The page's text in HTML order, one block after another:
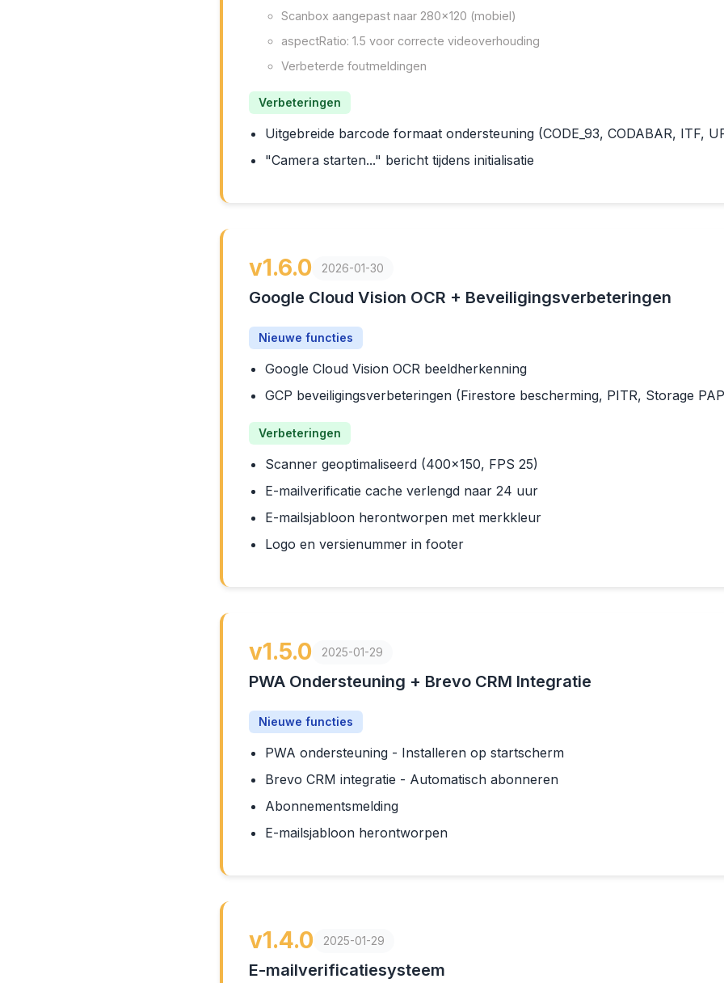
Scanbox aangepast naar 280x120 (mobiel)
aspectRatio: 1.5 voor correcte videoverhouding
Verbeterde foutmeldingen
Verbeteringen
Uitgebreide barcode formaat ondersteuning (CODE_93, CODABAR, ITF,
"Camera starten..." bericht tijdens initialisatie
v1.6.0 2026-01-30
Google Cloud Vision OCR + Beveiligingsverbeteringen
Nieuwe functies
Google Cloud Vision OCR beeldherkenning
GCP beveiligingsverbeteringen (Firestore bescherming, PITR, Storage
Verbeteringen
Scanner geoptimaliseerd (400x150, FPS 25)
E-mailverificatie cache verlengd naar 24 uur
E-mailsjabloon herontworpen met merkkleur
Logo en versienummer in footer
v1.5.0 2025-01-29
PWA Ondersteuning + Brevo CRM Integratie
Nieuwe functies
PWA ondersteuning - Installeren op startscherm
Brevo CRM integratie - Automatisch abonneren
Abonnementsmelding
E-mailsjabloon herontworpen
v1.4.0 2025-01-29
E-mailverificatiesysteem